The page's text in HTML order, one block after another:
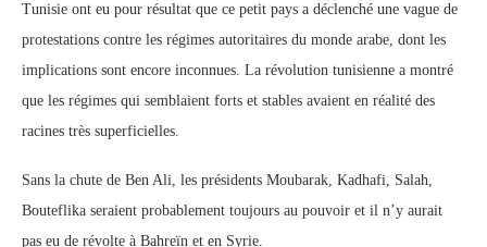
Tunisie ont eu pour résultat que ce petit pays a déclenché une vague de
protestations contre les régimes autoritaires du monde arabe, dont les
implications sont encore inconnues. La révolution tunisienne a montré
que les régimes qui semblaient forts et stables avaient en réalité des
racines très superficielles.
Sans la chute de Ben Ali, les présidents Moubarak, Kadhafi, Salah,
Bouteflika seraient probablement toujours au pouvoir et il n’y aurait
pas eu de révolte à Bahreïn et en Syrie.